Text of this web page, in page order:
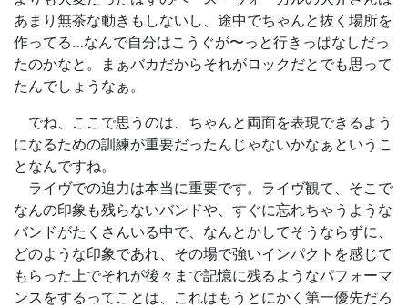
あまり無茶な動きもしないし、途中でちゃんと抜く場所を
作ってる…なんで自分はこうぐが〜っと行きっぱなしだっ
たのかなと。まぁバカだからそれがロックだとでも思って
たんでしょうなぁ。
でね、ここで思うのは、ちゃんと両面を表現できるよう
になるための訓練が重要だったんじゃないかなぁというこ
となんですね。
ライヴでの迫力は本当に重要です。ライヴ観て、そこで
なんの印象も残らないバンドや、すぐに忘れちゃうような
バンドがたくさんいる中で、なんとかしてそうならずに、
どのような印象であれ、その場で強いインパクトを感じて
もらった上でそれが後々まで記憶に残るようなパフォーマ
ンスをするってことは、これはもうとにかく第一優先だろ